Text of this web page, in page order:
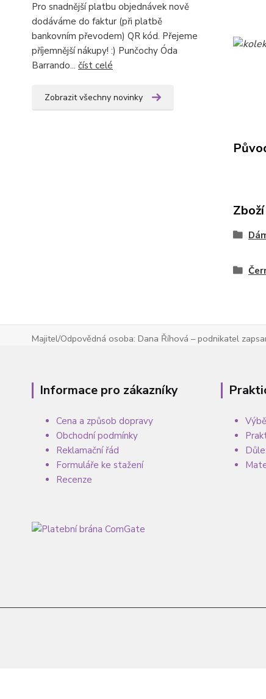
Pro snadnější platbu objednávek nově
dodáváme do faktur (při platbě
bankovním převodem) QR kód. Přejeme
příjemnější nákupy! :) Punčochy Óda
Barrando... číst celé
Zobrazit všechny novinky
Majitel/Odpovědná osoba: Dana Říhová – podnikatel
Informace pro zákazníky
Cena a způsob dopravy
Obchodní podmínky
Reklamační řád
Formuláře ke stažení
Recenze